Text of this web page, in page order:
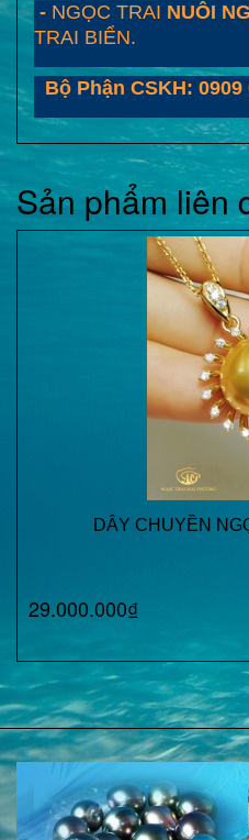
- NGỌC TRAI NUÔI
TRAI BIỂN.
Bộ Phận CSKH: 0909
Sản phẩm liên
DÂY CHUYỀN
29.000.000₫